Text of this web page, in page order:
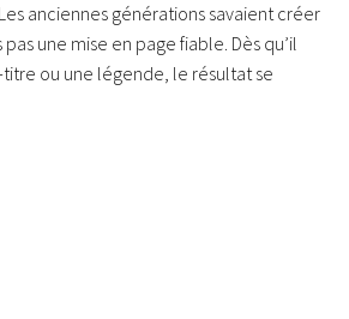
anciennes générations savaient créer
une mise en page fiable. Dès qu’il
ou une légende, le résultat se